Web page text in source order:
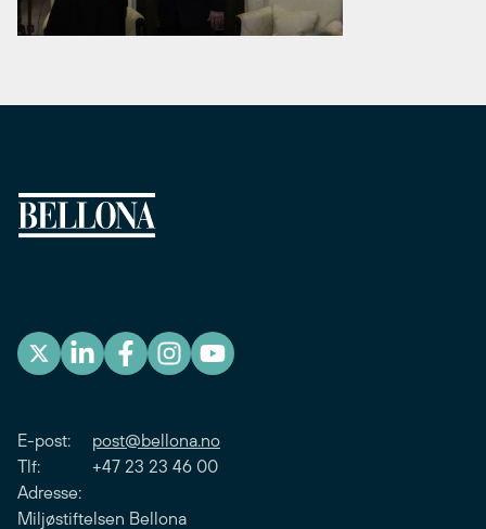
E-post: post@bellona.no
Tlf: +47 23 23 46 00
Adresse:
Miljøstiftelsen Bellona